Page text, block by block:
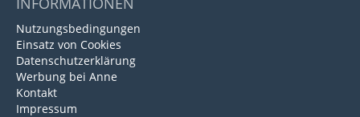
Nutzungsbedingungen
Einsatz von Cookies
Datenschutzerklärung
Werbung bei Anne
Kontakt
Impressum